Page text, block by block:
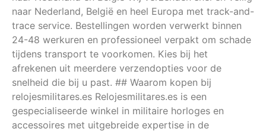
naar Nederland, België en heel Europa met track-and-
trace service. Bestellingen worden verwerkt binnen
24-48 werkuren en professioneel verpakt om schade
tijdens transport te voorkomen. Kies bij het
afrekenen uit meerdere verzendopties voor de
snelheid die bij u past. ## Waarom kopen bij
relojesmilitares.es Relojesmilitares.es is een
gespecialiseerde winkel in militaire horloges en
accessoires met uitgebreide expertise in de